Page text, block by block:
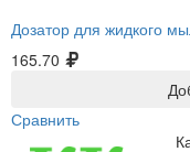
Дозатор для жидкого
165.70
Сравнить